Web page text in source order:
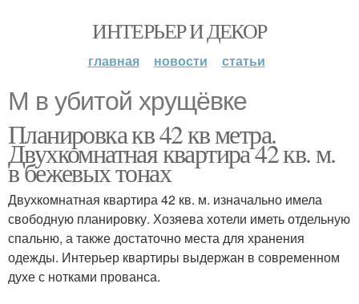
ИНТЕРЬЕР И ДЕКОР
главная новости статьи
М в убитой хрущёвке
Планировка кв 42 кв метра.
Двухкомнатная квартира 42 кв. м.
в бежевых тонах
Двухкомнатная квартира 42 кв. м. изначально имела
свободную планировку. Хозяева хотели иметь отдельную
спальню, а также достаточно места для хранения
одежды. Интерьер квартиры выдержан в современном
духе с нотками прованса.